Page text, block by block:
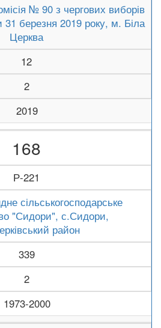
№ 90 з чергових виборів
31 березня 2019 року, м. Біла
Церква
12
2
2019
168
Р-221
сільськогосподарське
"Сидори", с.Сидори,
район
339
2
1973-2000